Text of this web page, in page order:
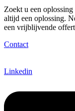
Zoekt u een
altijd een oplossing.
een vrijblijvende
Contact
Linkedin